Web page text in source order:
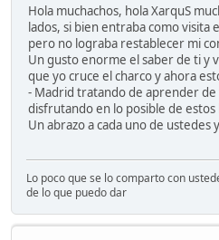
Hola muchachos, hola XarquS
lados, si bien entraba como visita
pero no lograba restablecer mi
Un gusto enorme el saber de ti y
que yo cruce el charco y ahora
- Madrid tratando de aprender
disfrutando en lo posible de estos
Un abrazo a cada uno de ustedes
Lo poco que se lo comparto con
de lo que puedo dar